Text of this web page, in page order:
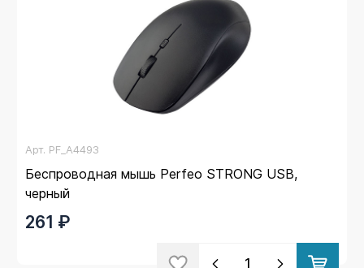
Арт. PF_A4493
Беспроводная мышь Perfeo STRONG USB,
черный
261 ₽